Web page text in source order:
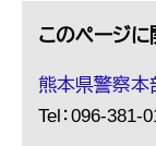
このページ
熊本県警察本
Tel：096-381-